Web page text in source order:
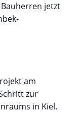
jetzt
am
zur
in Kiel.